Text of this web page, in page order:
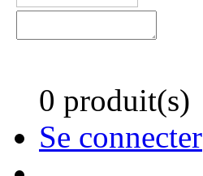
0 produit(s)
Se connecter